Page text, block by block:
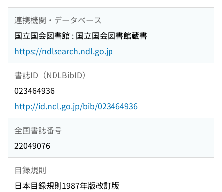
連携機関・データベース
国立国会図書館 : 国立国会図書館蔵書
https://ndlsearch.ndl.go.jp
書誌ID（NDLBibID）
023464936
http://id.ndl.go.jp/bib/023464936
全国書誌番号
22049076
目録規則
日本目録規則1987年版改訂版